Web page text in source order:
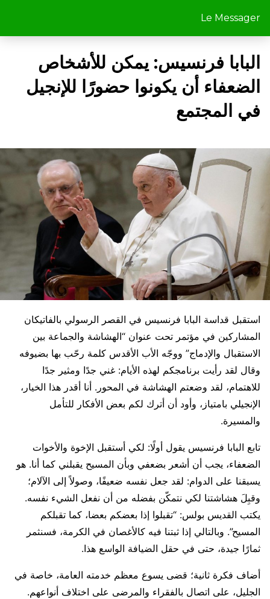
Le Messager
البابا فرنسيس: يمكن للأشخاص
الضعفاء أن يكونوا حضورًا للإنجيل
في المجتمع
استقبل قداسة البابا فرنسيس في القصر الرسولي بالفاتيكان
المشاركين في مؤتمر تحت عنوان “الهشاشة والجماعة بين
الاستقبال والإدماج” ووجّه الأب الأقدس كلمة رحّب بها بضيوفه
وقال لقد رأيت برنامجكم لهذه الأيام: غني جدًا ومثير جدًا
للاهتمام، لقد وضعتم الهشاشة في المحور. أنا أقدر هذا الخيار،
الإنجيلي بامتياز، وأود أن أترك لكم بعض الأفكار للتأمل
والمسيرة.
تابع البابا فرنسيس يقول أولًا: لكي أستقبل الإخوة والأخوات
الضعفاء، يجب أن أشعر بضعفي وبأن المسيح يقبلني كما أنا. هو
يسبقنا على الدوام: لقد جعل نفسه ضعيفًا، وصولاً إلى الآلام؛
وقبِلَ هشاشتنا لكي نتمكّن بفضله من أن نفعل الشيء نفسه.
يكتب القديس بولس: “تقبلوا إذا بعضكم بعضا، كما تقبلكم
المسيح”. وبالتالي إذا ثبتنا فيه كالأغصان في الكرمة، فسنثمر
ثمارًا جيدة، حتى في حقل الضيافة الواسع هذا.
أضاف فكرة ثانية؛ قضى يسوع معظم خدمته العامة، خاصة في
الجليل، على اتصال بالفقراء والمرضى على اختلاف أنواعهم.